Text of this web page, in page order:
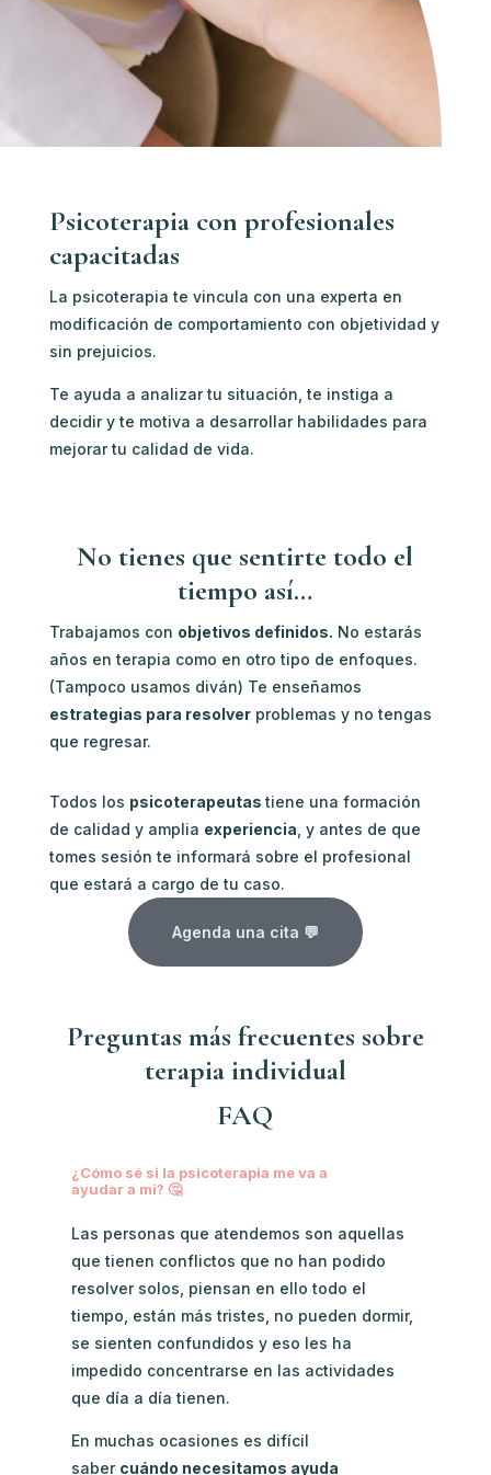
Psicoterapia con profesionales
capacitadas
La psicoterapia te vincula con una experta en
modificación de comportamiento con objetividad y
sin prejuicios.
Te ayuda a analizar tu situación, te instiga a
decidir y te motiva a desarrollar habilidades para
mejorar tu calidad de vida.
No tienes que sentirte todo el
tiempo así…
Trabajamos con objetivos definidos. No estarás
años en terapia como en otro tipo de enfoques.
(Tampoco usamos diván) Te enseñamos
estrategias para resolverproblemas y no tengas
que regresar.
Todos los psicoterapeutastiene una formación
de calidad y amplia experiencia , y antes de que
tomes sesión te informará sobre el profesional
que estará a cargo de tu caso.
Agenda una cita 💬
Preguntas más frecuentes sobre
terapia individual
FAQ
¿Cómo sé si la psicoterapia me va a
ayudar a mi? 🤔
Las personas que atendemos son aquellas
que tienen conflictos que no han podido
resolver solos, piensan en ello todo el
tiempo, están más tristes, no pueden dormir,
se sienten confundidos y eso les ha
impedido concentrarse en las actividades
que día a día tienen.
En muchas ocasiones es difícil
saber cuándo necesitamos ayuda